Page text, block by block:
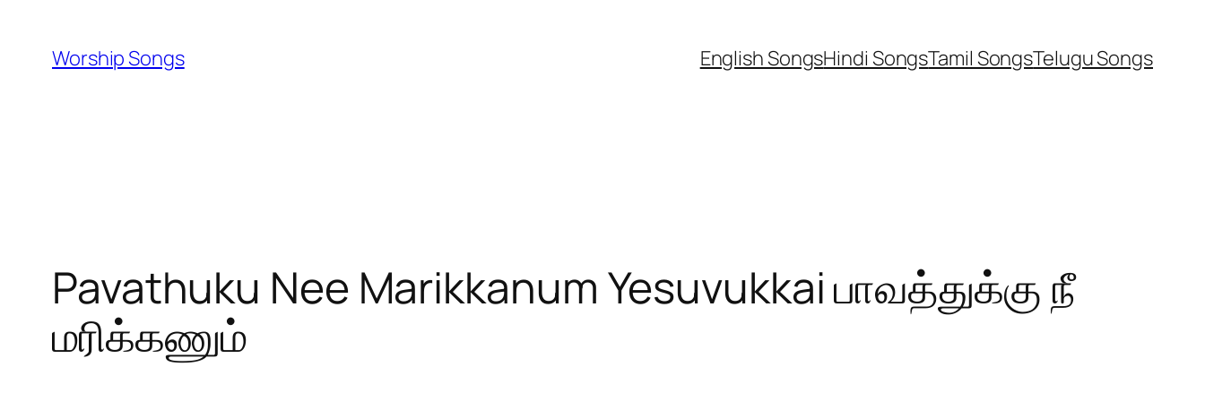
content
Worship Songs English SongsHindi SongsTamil SongsTelugu Songs
Pavathuku Nee Marikkanum Yesuvukkai பாவத்துக்கு நீ
மரிக்கணும்